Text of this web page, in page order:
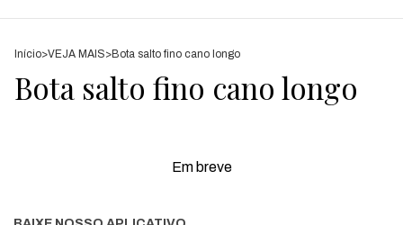
Início>VEJA MAIS>Bota salto fino cano longo
Bota salto fino cano longo
Em breve